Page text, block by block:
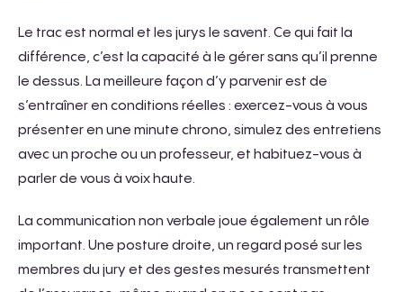
Le trac est normal et les jurys le savent. Ce qui fait la
différence, c’est la capacité à le gérer sans qu’il prenne
le dessus. La meilleure façon d’y parvenir est de
s’entraîner en conditions réelles : exercez-vous à vous
présenter en une minute chrono, simulez des entretiens
avec un proche ou un professeur, et habituez-vous à
parler de vous à voix haute.
La communication non verbale joue également un rôle
important. Une posture droite, un regard posé sur les
membres du jury et des gestes mesurés transmettent